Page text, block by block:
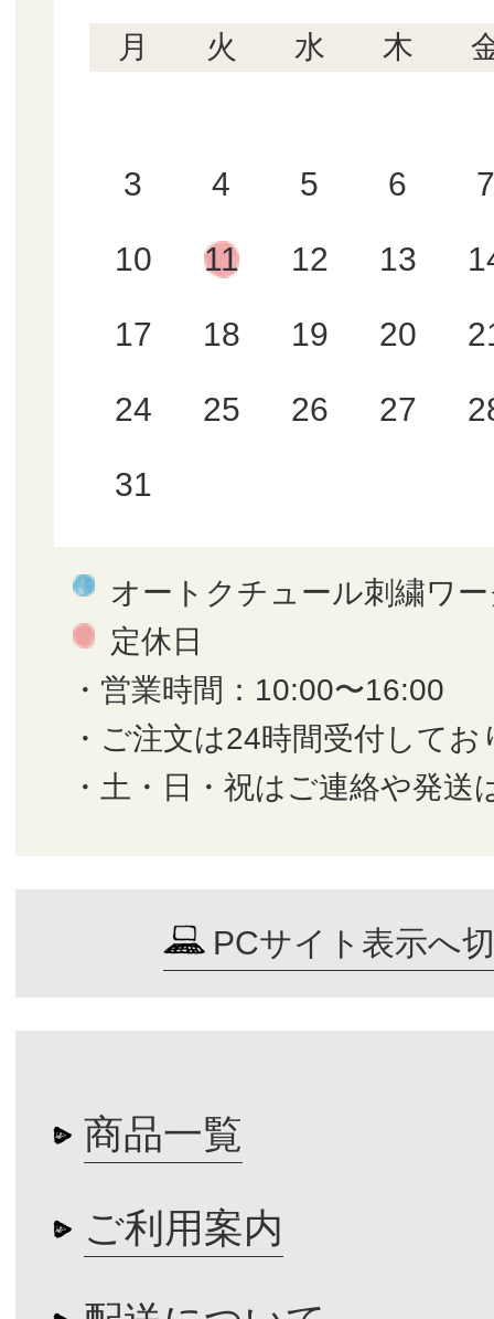
月 火 水 木
3 4 5 6 7
10 11 12 13
17 18 19 20
24 25 26 27
31
オートクチュール刺繍ワ
定休日
・営業時間：10:00〜16:00
・ご注文は24時間受付してお
・土・日・祝はご連絡や発送
PCサイト表示へ
商品一覧
ご利用案内